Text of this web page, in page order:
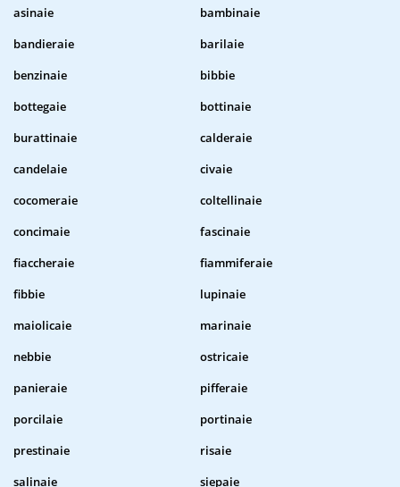
asinaie
bambinaie
bandieraie
barilaie
benzinaie
bibbie
bottegaie
bottinaie
burattinaie
calderaie
candelaie
civaie
cocomeraie
coltellinaie
concimaie
fascinaie
fiaccheraie
fiammiferaie
fibbie
lupinaie
maiolicaie
marinaie
nebbie
ostricaie
panieraie
pifferaie
porcilaie
portinaie
prestinaie
risaie
salinaie
siepaie